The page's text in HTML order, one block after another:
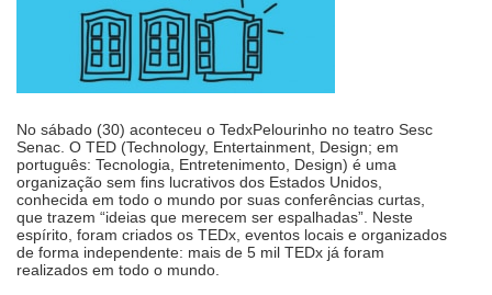
No sábado (30) aconteceu o TedxPelourinho no teatro Sesc
Senac. O TED (Technology, Entertainment, Design; em
português: Tecnologia, Entretenimento, Design) é uma
organização sem fins lucrativos dos Estados Unidos,
conhecida em todo o mundo por suas conferências curtas,
que trazem “ideias que merecem ser espalhadas”. Neste
espírito, foram criados os TEDx, eventos locais e organizados
de forma independente: mais de 5 mil TEDx já foram
realizados em todo o mundo.